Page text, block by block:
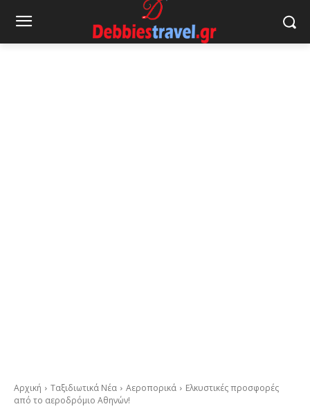
Αρχική Ταξιδιωτικά Νέα Αεροπορικά
Ελκυστικές προσφορές
από το αεροδρόμιο Αθηνών!